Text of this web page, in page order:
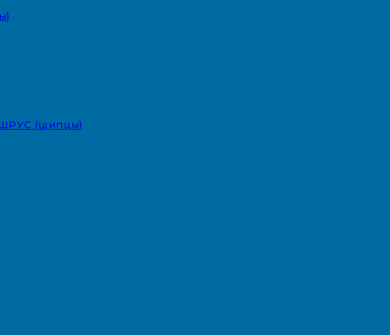
ШРУС (щипцы)